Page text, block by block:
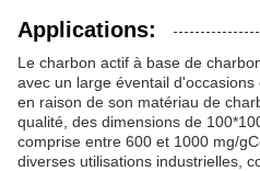
Applications:
Le charbon actif à base de
avec un large éventail
en raison de son matériau de
qualité, des dimensions de
comprise entre 600 et 1000 mg/
diverses utilisations industrielles,